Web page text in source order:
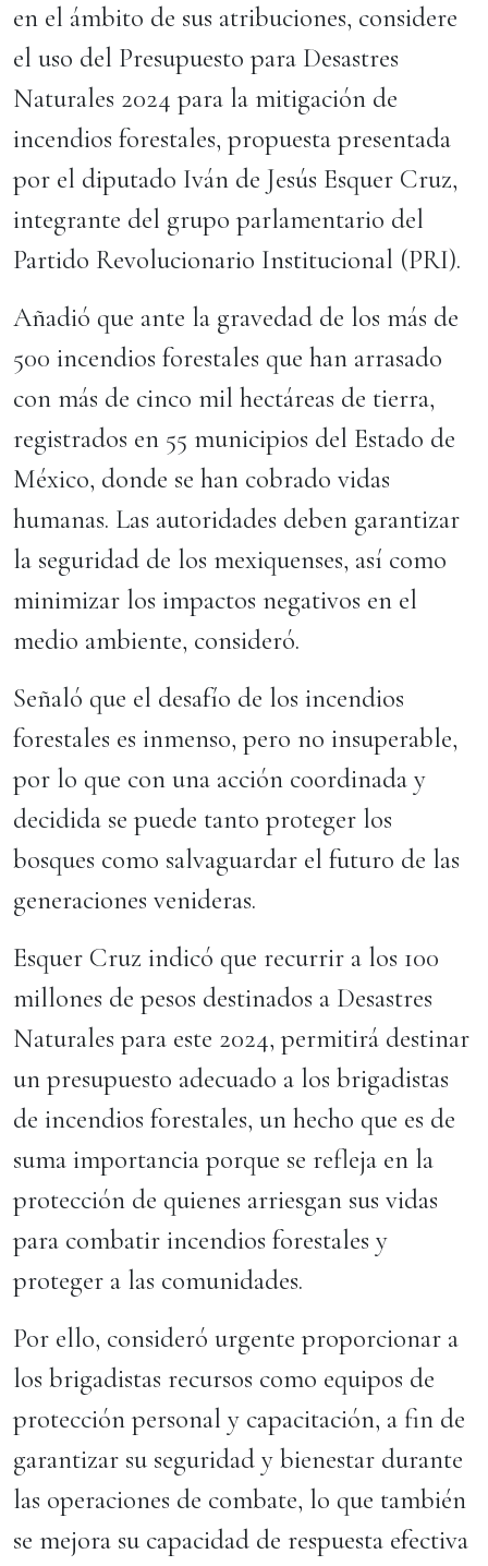
en el ámbito de sus atribuciones, considere
el uso del Presupuesto para Desastres
Naturales 2024 para la mitigación de
incendios forestales, propuesta presentada
por el diputado Iván de Jesús Esquer Cruz,
integrante del grupo parlamentario del
Partido Revolucionario Institucional (PRI).
Añadió que ante la gravedad de los más de
500 incendios forestales que han arrasado
con más de cinco mil hectáreas de tierra,
registrados en 55 municipios del Estado de
México, donde se han cobrado vidas
humanas. Las autoridades deben garantizar
la seguridad de los mexiquenses, así como
minimizar los impactos negativos en el
medio ambiente, consideró.
Señaló que el desafío de los incendios
forestales es inmenso, pero no insuperable,
por lo que con una acción coordinada y
decidida se puede tanto proteger los
bosques como salvaguardar el futuro de las
generaciones venideras.
Esquer Cruz indicó que recurrir a los 100
millones de pesos destinados a Desastres
Naturales para este 2024, permitirá destinar
un presupuesto adecuado a los brigadistas
de incendios forestales, un hecho que es de
suma importancia porque se refleja en la
protección de quienes arriesgan sus vidas
para combatir incendios forestales y
proteger a las comunidades.
Por ello, consideró urgente proporcionar a
los brigadistas recursos como equipos de
protección personal y capacitación, a fin de
garantizar su seguridad y bienestar durante
las operaciones de combate, lo que también
se mejora su capacidad de respuesta efectiva